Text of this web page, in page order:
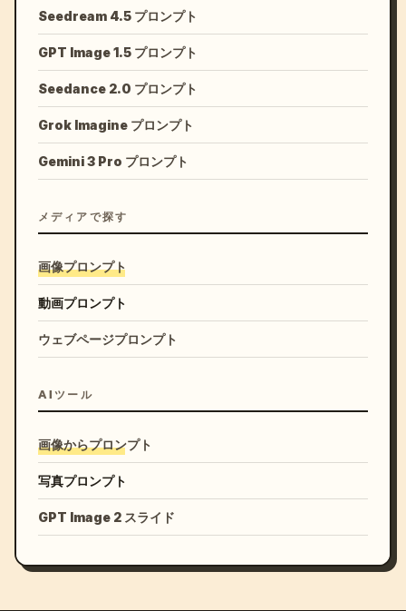
Seedream 4.5 プロンプト
GPT Image 1.5 プロンプト
Seedance 2.0 プロンプト
Grok Imagine プロンプト
Gemini 3 Pro プロンプト
メディアで探す
画像プロンプト
動画プロンプト
ウェブページプロンプト
AIツール
画像からプロンプト
写真プロンプト
GPT Image 2 スライド